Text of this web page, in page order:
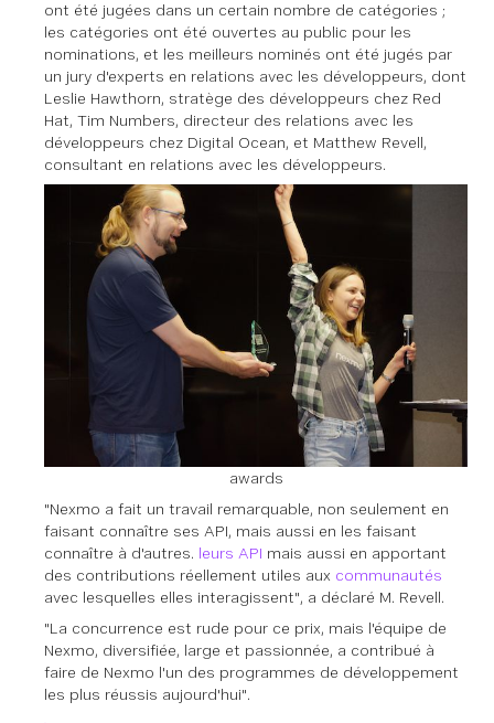
ont été jugées dans un certain nombre de catégories ;
les catégories ont été ouvertes au public pour les
nominations, et les meilleurs nominés ont été jugés par
un jury d'experts en relations avec les développeurs, dont
Leslie Hawthorn, stratège des développeurs chez Red
Hat, Tim Numbers, directeur des relations avec les
développeurs chez Digital Ocean, et Matthew Revell,
consultant en relations avec les développeurs.
awards
"Nexmo a fait un travail remarquable, non seulement en
faisant connaître ses API, mais aussi en les faisant
connaître à d'autres. leurs API mais aussi en apportant
des contributions réellement utiles aux communautés
avec lesquelles elles interagissent", a déclaré M. Revell.
"La concurrence est rude pour ce prix, mais l'équipe de
Nexmo, diversifiée, large et passionnée, a contribué à
faire de Nexmo l'un des programmes de développement
les plus réussis aujourd'hui".